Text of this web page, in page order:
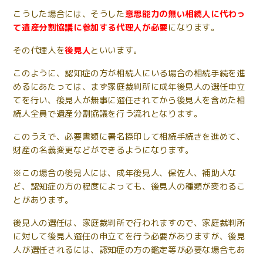
こうした場合には、そうした意思能力の無い相続人に代わっ
て遺産分割協議に参加する代理人が必要になります。
その代理人を後見人といいます。
このように、認知症の方が相続人にいる場合の相続手続を進
めるにあたっては、まず家庭裁判所に成年後見人の選任申立
てを行い、後見人が無事に選任されてから後見人を含めた相
続人全員で遺産分割協議を行う流れとなります。
このうえで、必要書類に署名捺印して相続手続きを進めて、
財産の名義変更などができるようになります。
※この場合の後見人には、成年後見人、保佐人、補助人な
ど、認知症の方の程度によっても、後見人の種類が変わるこ
とがあります。
後見人の選任は、家庭裁判所で行われますので、家庭裁判所
に対して後見人選任の申立てを行う必要がありますが、後見
人が選任されるには、認知症の方の鑑定等が必要な場合もあ